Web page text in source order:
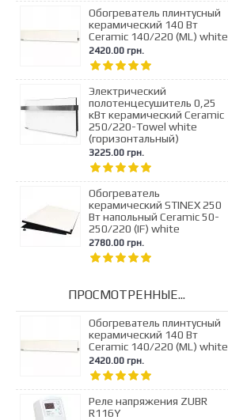
Обогреватель плинтусный
керамический 140 Вт
Ceramic 140/220 (ML) white
2420.00 грн.
Электрический
полотенцесушитель 0,25
кВт керамический Ceramic
250/220-Towel white
(горизонтальный)
3225.00 грн.
Обогреватель
керамический STINEX 250
Вт напольный Ceramic 50-
250/220 (IF) white
2780.00 грн.
ПРОСМОТРЕННЫЕ...
Обогреватель плинтусный
керамический 140 Вт
Ceramic 140/220 (ML) white
2420.00 грн.
Реле напряжения ZUBR
R116Y